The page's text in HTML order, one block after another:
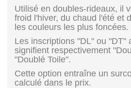
Utilisé en doubles-rideaux, il
froid l'hiver, du chaud l'été et
les couleurs les plus foncées.
Les inscriptions "DL" ou "DT"
signifient respectivement
"Doublé Toile".
Cette option entraîne un
calculé dans le prix.